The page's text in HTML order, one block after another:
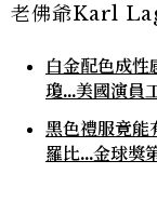
老佛爺Karl
白金配色成
瓊…美國演員
黑色禮服竟能
羅比…金球獎